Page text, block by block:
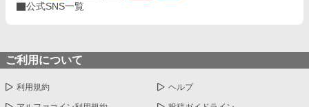
公式SNS一覧
ご利用について
利用規約 ヘルプ